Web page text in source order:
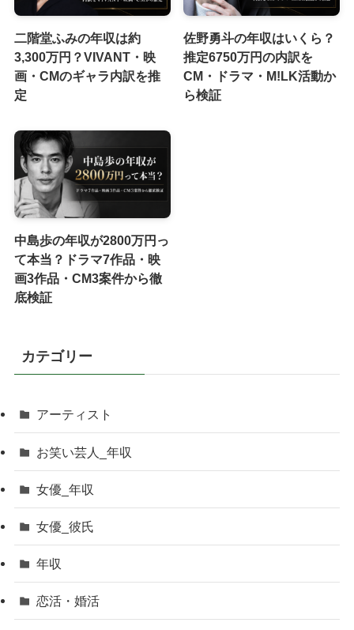
二階堂ふみの年収は約
3,300万円？VIVANT・映
画・CMのギャラ内訳を推
定
佐野勇斗の年収はいくら？
推定6750万円の内訳を
CM・ドラマ・M!LK活動か
ら検証
中島歩の年収が2800万円っ
て本当？ドラマ7作品・映
画3作品・CM3案件から徹
底検証
カテゴリー
アーティスト
お笑い芸人_年収
女優_年収
女優_彼氏
年収
恋活・婚活